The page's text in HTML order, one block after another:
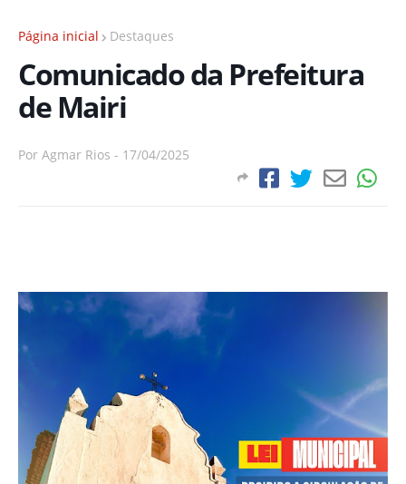
Página inicial Destaques
Comunicado da Prefeitura
de Mairi
Por Agmar Rios - 17/04/2025